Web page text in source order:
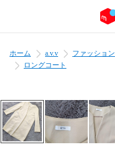
ホーム a.v.v ファッション
ロングコート